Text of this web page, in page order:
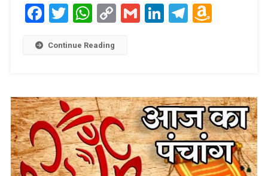
Facebook
Twitter
WhatsApp
CopyGmailLinkedIn
Telegram
Continue Reading